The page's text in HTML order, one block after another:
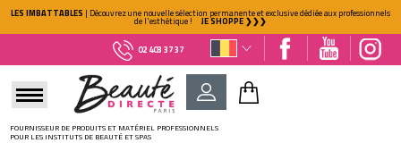
LES IMBATTABLES | Découvrez une nouvelle sélection permanente et exclusive dédiée aux professionnels
de l'esthétique ! JE SHOPPE ❯❯❯
02 403 37 37
FOURNISSEUR DE PRODUITS ET MATÉRIEL PROFESSIONNELS
POUR LES INSTITUTS DE BEAUTÉ ET SPAS